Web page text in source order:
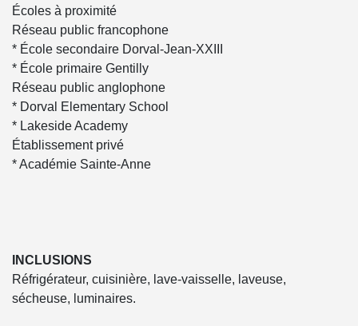
Écoles à proximité
Réseau public francophone
* École secondaire Dorval-Jean-XXIII
* École primaire Gentilly
Réseau public anglophone
* Dorval Elementary School
* Lakeside Academy
Établissement privé
* Académie Sainte-Anne
INCLUSIONS
Réfrigérateur, cuisinière, lave-vaisselle, laveuse,
sécheuse, luminaires.